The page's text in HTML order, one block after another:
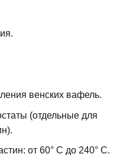
венских вафель.
(отдельные для
от 60° C до 240° C.